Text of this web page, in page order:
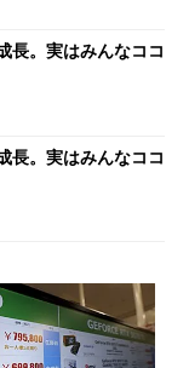
長。実はみんなココ
長。実はみんなココ